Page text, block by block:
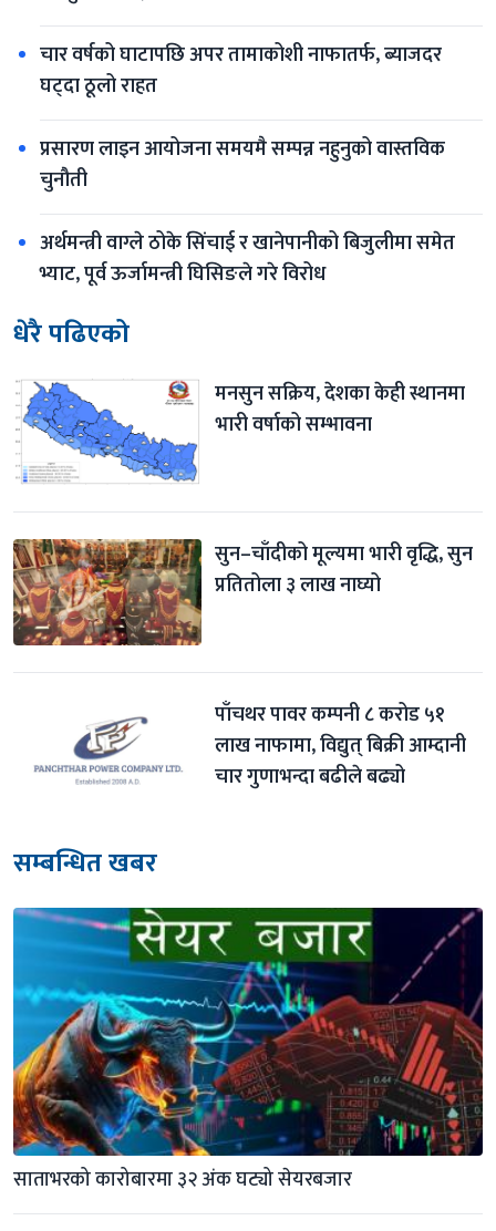
चार वर्षको घाटापछि अपर तामाकोशी नाफातर्फ, ब्याजदर
घट्दा ठूलो राहत
प्रसारण लाइन आयोजना समयमै सम्पन्न नहुनुको वास्तविक
चुनौती
अर्थमन्त्री वाग्ले ठोके सिंचाई र खानेपानीको बिजुलीमा समेत
भ्याट, पूर्व ऊर्जामन्त्री घिसिङले गरे विरोध
धेरै पढिएको
मनसुन सक्रिय, देशका केही स्थानमा
भारी वर्षाको सम्भावना
सुन–चाँदीको मूल्यमा भारी वृद्धि, सुन
प्रतितोला ३ लाख नाघ्यो
पाँचथर पावर कम्पनी ८ करोड ५१
लाख नाफामा, विद्युत् बिक्री आम्दानी
चार गुणाभन्दा बढीले बढ्यो
सम्बन्धित खबर
साताभरको कारोबारमा ३२ अंक घट्यो सेयरबजार